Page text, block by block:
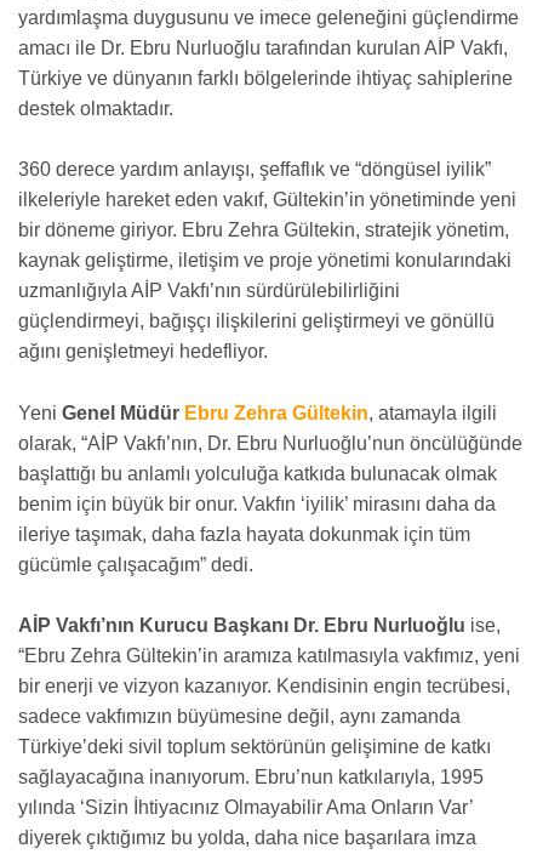
yardımlaşma duygusunu ve imece geleneğini güçlendirme
amacı ile Dr. Ebru Nurluoğlu tarafından kurulan AİP Vakfı,
Türkiye ve dünyanın farklı bölgelerinde ihtiyaç sahiplerine
destek olmaktadır.
360 derece yardım anlayışı, şeffaflık ve “döngüsel iyilik”
ilkeleriyle hareket eden vakıf, Gültekin’in yönetiminde yeni
bir döneme giriyor. Ebru Zehra Gültekin, stratejik yönetim,
kaynak geliştirme, iletişim ve proje yönetimi konularındaki
uzmanlığıyla AİP Vakfı’nın sürdürülebilirliğini
güçlendirmeyi, bağışçı ilişkilerini geliştirmeyi ve gönüllü
ağını genişletmeyi hedefliyor.
Yeni Genel Müdür Ebru Zehra Gültekin, atamayla ilgili
olarak, “AİP Vakfı’nın, Dr. Ebru Nurluoğlu’nun öncülüğünde
başlattığı bu anlamlı yolculuğa katkıda bulunacak olmak
benim için büyük bir onur. Vakfın ‘iyilik’ mirasını daha da
ileriye taşımak, daha fazla hayata dokunmak için tüm
gücümle çalışacağım” dedi.
AİP Vakfı’nın Kurucu Başkanı Dr. Ebru Nurluoğlu ise,
“Ebru Zehra Gültekin’in aramıza katılmasıyla vakfımız, yeni
bir enerji ve vizyon kazanıyor. Kendisinin engin tecrübesi,
sadece vakfımızın büyümesine değil, aynı zamanda
Türkiye’deki sivil toplum sektörünün gelişimine de katkı
sağlayacağına inanıyorum. Ebru’nun katkılarıyla, 1995
yılında ‘Sizin İhtiyacınız Olmayabilir Ama Onların Var’
diyerek çıktığımız bu yolda, daha nice başarılara imza